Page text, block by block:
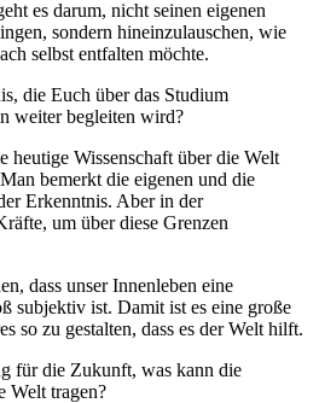
es darum, nicht seinen eigenen
sondern hineinzulauschen, wie
selbst entfalten möchte.
die Euch über das Studium
weiter begleiten wird?
heutige Wissenschaft über die Welt
bemerkt die eigenen und die
Erkenntnis. Aber in der
um über diese Grenzen
dass unser Innenleben eine
subjektiv ist. Damit ist es eine große
so zu gestalten, dass es der Welt hilft.
für die Zukunft, was kann die
Welt tragen?